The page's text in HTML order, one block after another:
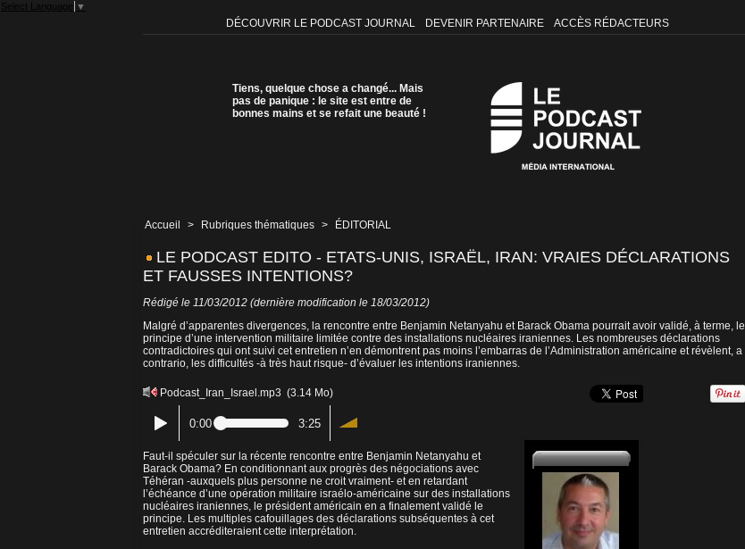
Select Language ▼
DÉCOUVRIR LE PODCAST JOURNAL DEVENIR PARTENAIRE ACCÈS RÉDACTEURS
Tiens, quelque chose a changé... Mais
pas de panique : le site est entre de
bonnes mains et se refait une beauté !
Accueil > Rubriques thématiques > ÉDITORIAL
LE PODCAST EDITO - ETATS-UNIS, ISRAËL, IRAN: VRAIES DÉCLARATIONS
ET FAUSSES INTENTIONS?
Rédigé le 11/03/2012 (dernière modification le 18/03/2012)
Malgré d’apparentes divergences, la rencontre entre Benjamin Netanyahu et Barack Obama pourrait avoir validé, à terme, le
principe d’une intervention militaire limitée contre des installations nucléaires iraniennes. Les nombreuses déclarations
contradictoires qui ont suivi cet entretien n’en démontrent pas moins l’embarras de l’Administration américaine et révèlent, a
contrario, les difficultés -à très haut risque- d’évaluer les intentions iraniennes.
Podcast_Iran_Israel.mp3 (3.14 Mo)
0:00 3:25
Faut-il spéculer sur la récente rencontre entre Benjamin Netanyahu et
Barack Obama? En conditionnant aux progrès des négociations avec
Téhéran -auxquels plus personne ne croit vraiment- et en retardant
l’échéance d’une opération militaire israélo-américaine sur des installations
nucléaires iraniennes, le président américain en a finalement validé le
principe. Les multiples cafouillages des déclarations subséquentes à cet
entretien accréditeraient cette interprétation.